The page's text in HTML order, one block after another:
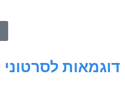
דוגמאות